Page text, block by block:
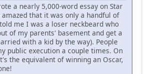
a nearly 5,000-word essay on Star
that it was only a handful of
me I was a loser neckbeard who
of my parents' basement and get a
with a kid by the way). People
public execution a couple times. On
the equivalent of winning an Oscar,